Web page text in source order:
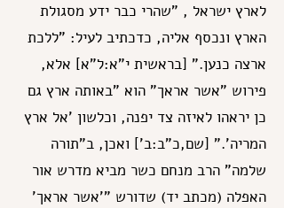
לארץ ישראל , "שהרי כבר ידע מסגולת
הארץ ונכסף אליה, כדכתיב לעיל: "ללכת
ארצה כנען." [בראשית י"א:ל"א] אלא,
פירוש "אשר אראך" הוא "באותה ארץ גם
כן יראהו לאיזה צד יפנה, וכלשון 'אל ארץ
המריה'." [שם,כ"ב:ב'] ואכן, ב"תורה
שלמה" הרב מנחם כשר מביא מדרש אור
האפלה (מכתב יד) שדורש "'אשר אראך'